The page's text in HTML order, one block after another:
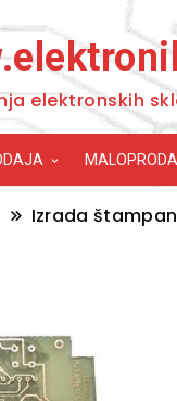
elektronskih
Izrada